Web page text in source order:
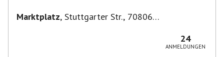
Marktplatz, Stuttgarter Str., 70806
24
ANMELDUNGEN